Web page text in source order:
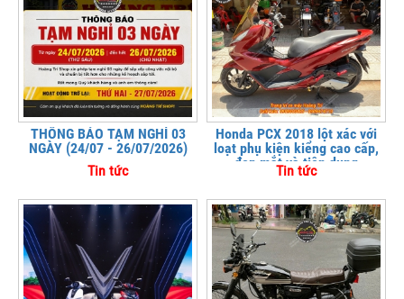
THÔNG BÁO TẠM NGHỈ 03
NGÀY (24/07 - 26/07/2026)
Tin tức
Honda PCX 2018 lột xác với
loạt phụ kiện kiểng cao cấp,
đẹp mắt và tiện dụng
Tin tức